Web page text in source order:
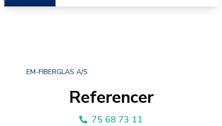
EM-FIBERGLAS A/S
Referencer
75 68 73 11